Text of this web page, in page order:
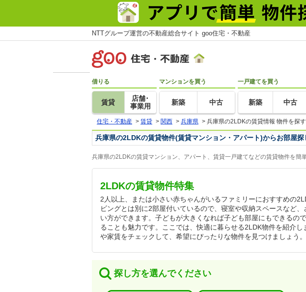
NTTグループ運営の不動産総合サイト goo住宅・不動産
借りる
賃貸
店舗･
事業用
マンションを買う
新築 中古
一戸建てを買う
新築 中古
住宅・不動産 > 賃貸 > 関西 > 兵庫県 > 兵庫県の2LDKの賃貸情報 物件を探す
兵庫県の2LDKの賃貸物件(賃貸マンション・アパート)からお部屋探
兵庫県の2LDKの賃貸マンション、アパート、賃貸一戸建てなどの賃貸物件を簡
2LDKの賃貸物件特集
2人以上、または小さい赤ちゃんがいるファミリーにおすすめの
ビングとは別に2部屋付いているので、寝室や収納スペースなど、
い方ができます。子どもが大きくなれば子ども部屋にもできるの
ることも魅力です。ここでは、快適に暮らせる2LDK物件を紹介し
や家賃をチェックして、希望にぴったりな物件を見つけましょう。
探し方を選んでください